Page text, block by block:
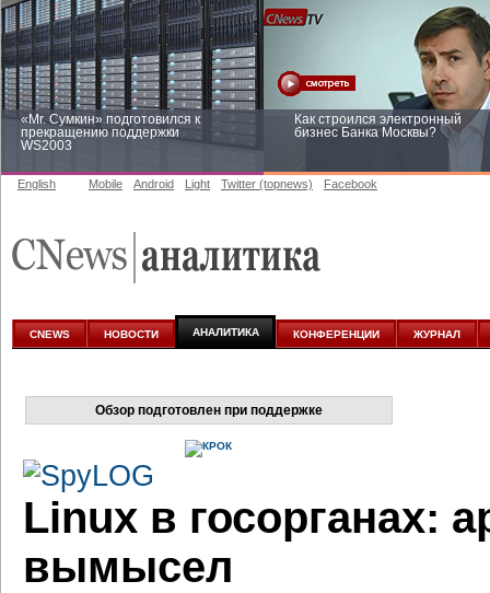
«Mr. Сумкин» подготовился к
прекращению поддержки
WS2003
Как строился электронный
бизнес Банка Москвы?
аналитике
English Mobile Android Light Twitter (topnews) Facebook
CNEWS НОВОСТИ АНАЛИТИКА КОНФЕРЕНЦИИ ЖУРНАЛ
Обзор подготовлен при поддержке
Linux в госорганах:
вымысел